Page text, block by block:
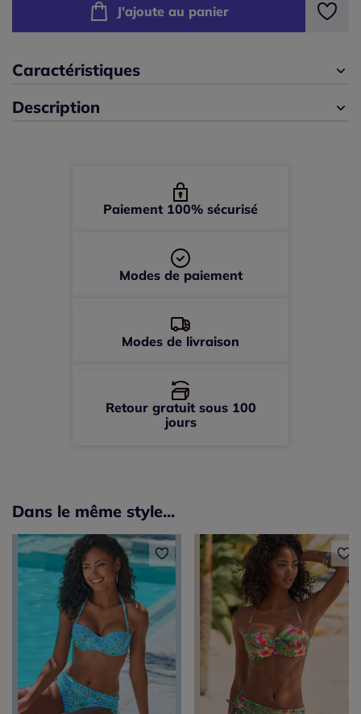
En stock
42 -En stock
44 -En stock
J'ajoute au panier
Caractéristiques
Description
Paiement 100% sécurisé
Modes de paiement
Modes de livraison
Retour gratuit sous 100
jours
Dans le même style...